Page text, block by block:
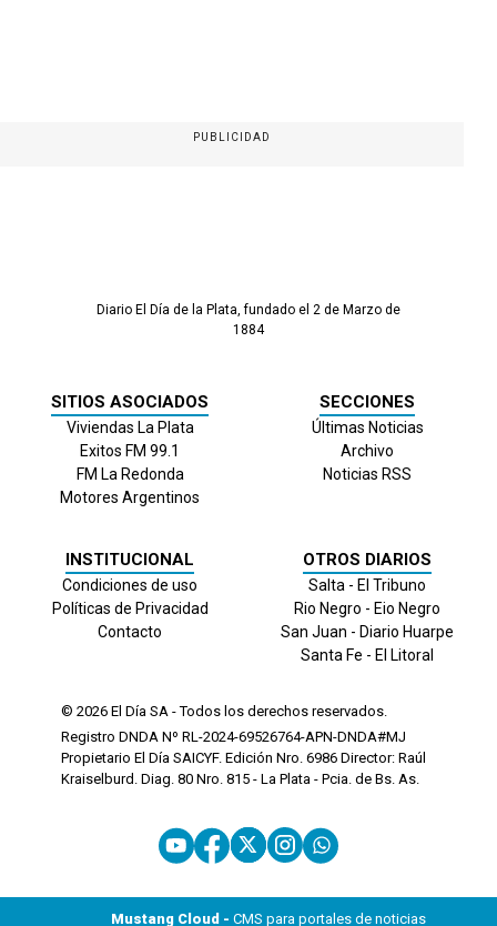
PUBLICIDAD
Diario El Día de la Plata, fundado el 2 de Marzo de
1884
SITIOS ASOCIADOS
Viviendas La Plata
Exitos FM 99.1
FM La Redonda
Motores Argentinos
SECCIONES
Últimas Noticias
Archivo
Noticias RSS
INSTITUCIONAL
Condiciones de uso
Políticas de Privacidad
Contacto
OTROS DIARIOS
Salta - El Tribuno
Rio Negro - Eio Negro
San Juan - Diario Huarpe
Santa Fe - El Litoral
© 2026 El Día SA - Todos los derechos reservados.
Registro DNDA Nº RL-2024-69526764-APN-DNDA#MJ
Propietario El Día SAICYF. Edición Nro. 6986 Director: Raúl
Kraiselburd. Diag. 80 Nro. 815 - La Plata - Pcia. de Bs. As.
Mustang Cloud - CMS para portales de noticias